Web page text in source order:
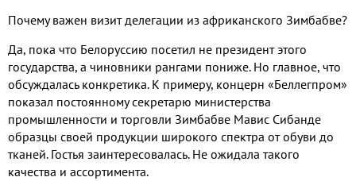
Почему важен визит делегации из африканского Зимбабве?
Да, пока что Белоруссию посетил не президент этого
государства, а чиновники рангами пониже. Но главное, что
обсуждалась конкретика. К примеру, концерн «Беллегпром»
показал постоянному секретарю министерства
промышленности и торговли Зимбабве Мавис Сибанде
образцы своей продукции широкого спектра от обуви до
тканей. Гостья заинтересовалась. Не ожидала такого
качества и ассортимента.